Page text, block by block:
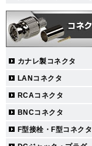
カナレ製コネクタ
LANコネクタ
RCAコネクタ
BNCコネクタ
F型接栓・F型コネクタ